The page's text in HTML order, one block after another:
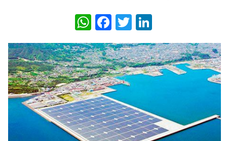
WhatsApp
Facebook
Twitter